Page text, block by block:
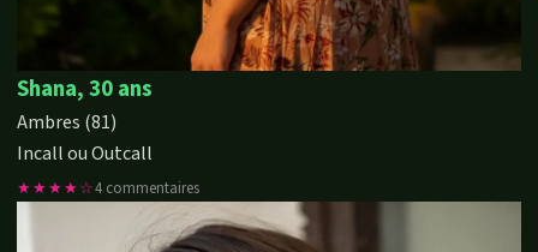
Shana, 30 ans
Ambres (81)
Incall ou Outcall
★★★★☆4 commentaires